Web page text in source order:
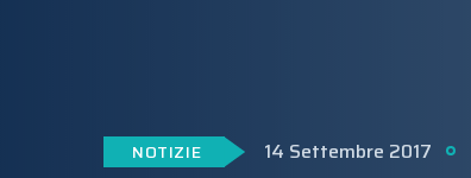
NOTIZIE 14 Settembre 2017